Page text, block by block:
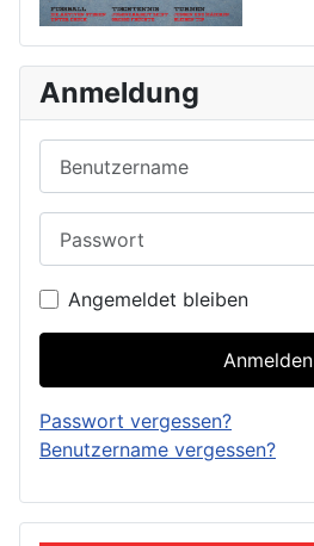
Anmeldung
Angemeldet bleiben
Anmelden
Passwort vergessen?
Benutzername vergessen?